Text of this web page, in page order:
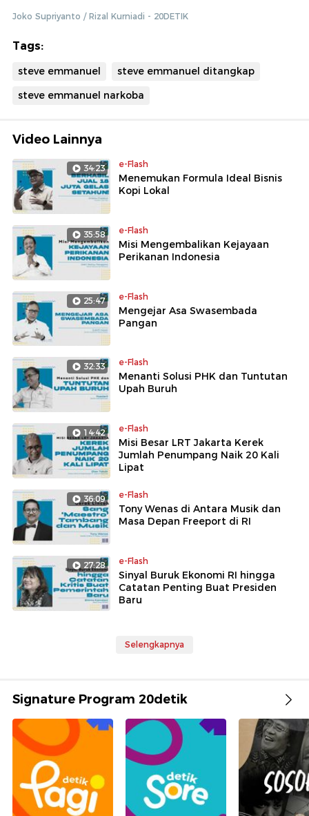
Joko Supriyanto / Rizal Kurniadi - 20DETIK
Tags:
steve emmanuel
steve emmanuel ditangkap
steve emmanuel narkoba
Video Lainnya
34:23 e-Flash
Menemukan Formula Ideal Bisnis
Kopi Lokal
35:58 e-Flash
Misi Mengembalikan Kejayaan
Perikanan Indonesia
25:47 e-Flash
Mengejar Asa Swasembada
Pangan
32:33 e-Flash
Menanti Solusi PHK dan Tuntutan
Upah Buruh
14:42 e-Flash
Misi Besar LRT Jakarta Kerek
Jumlah Penumpang Naik 20 Kali
Lipat
36:09 e-Flash
Tony Wenas di Antara Musik dan
Masa Depan Freeport di RI
27:28 e-Flash
Sinyal Buruk Ekonomi RI hingga
Catatan Penting Buat Presiden
Baru
Selengkapnya
Signature Program 20detik